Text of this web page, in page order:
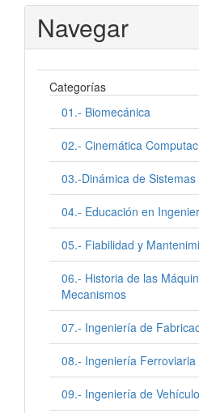
Navegar
Categorías
01.- Biomecánica
02.- Cinemática
03.-Dinámica de
04.- Educación en
05.- Fiabilidad y
06.- Historia de las
Mecanismos
07.- Ingeniería de
08.- Ingeniería Ferroviaria
09.- Ingeniería de